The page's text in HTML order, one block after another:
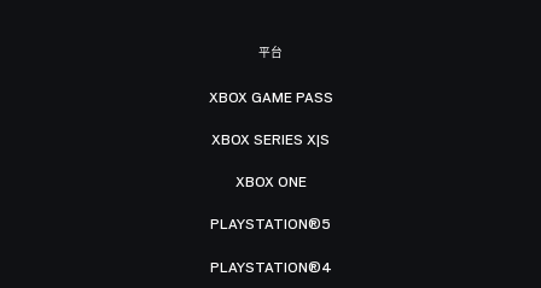
平台
XBOX GAME PASS
XBOX SERIES X|S
XBOX ONE
PLAYSTATION®5
PLAYSTATION®4